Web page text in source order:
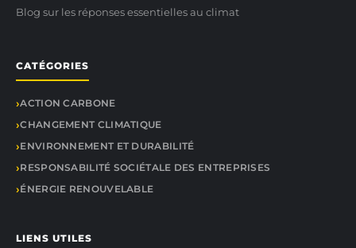
Blog sur les réponses essentielles au climat
CATÉGORIES
ACTION CARBONE
CHANGEMENT CLIMATIQUE
ENVIRONNEMENT ET DURABILITÉ
RESPONSABILITÉ SOCIÉTALE DES ENTREPRISES
ÉNERGIE RENOUVELABLE
LIENS UTILES